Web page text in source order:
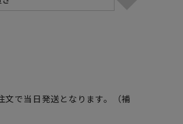
で当日発送となります。（補